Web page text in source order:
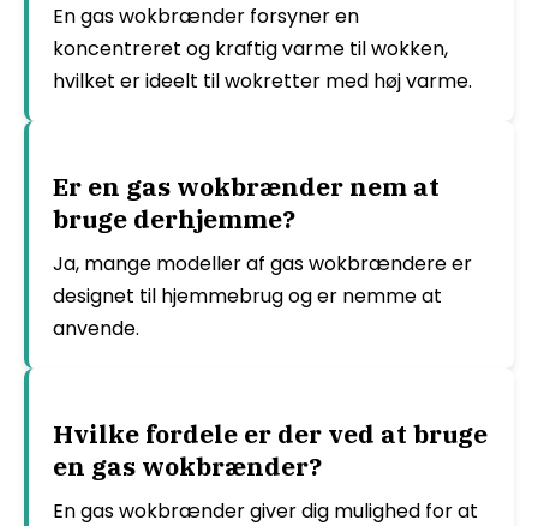
En gas wokbrænder forsyner en
koncentreret og kraftig varme til wokken,
hvilket er ideelt til wokretter med høj varme.
Er en gas wokbrænder nem at
bruge derhjemme?
Ja, mange modeller af gas wokbrændere er
designet til hjemmebrug og er nemme at
anvende.
Hvilke fordele er der ved at bruge
en gas wokbrænder?
En gas wokbrænder giver dig mulighed for at